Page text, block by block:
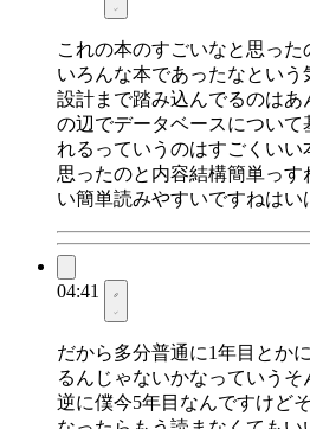
これの本のすごいなと思っ
いろんな本であったなとい
設計まで踏み込んでるのは
の辺でデータベースについ
れるっていうのはすごくいい
思ったのと内容結構簡単っ
い簡単読みやすいですねはい
04:41
だから多分普通に1年目とか
るんじゃないかなっていう
逆に僕今5年目なんですけど